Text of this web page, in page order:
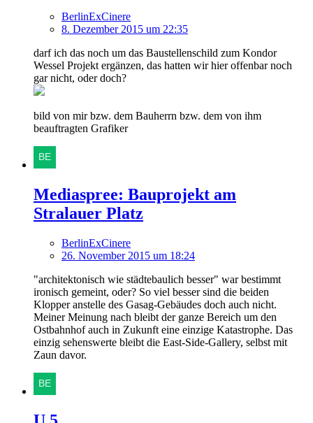
BerlinExCinere
8. Dezember 2015 um 22:35
darf ich das noch um das Baustellenschild zum Kondor
Wessel Projekt ergänzen, das hatten wir hier offenbar noch
gar nicht, oder doch?
bild von mir bzw. dem Bauherrn bzw. dem von ihm
beauftragten Grafiker
Mediaspree: Bauprojekt am
Stralauer Platz
BerlinExCinere
26. November 2015 um 18:24
"architektonisch wie städtebaulich besser" war bestimmt
ironisch gemeint, oder? So viel besser sind die beiden
Klopper anstelle des Gasag-Gebäudes doch auch nicht.
Meiner Meinung nach bleibt der ganze Bereich um den
Ostbahnhof auch in Zukunft eine einzige Katastrophe. Das
einzig sehenswerte bleibt die East-Side-Gallery, selbst mit
Zaun davor.